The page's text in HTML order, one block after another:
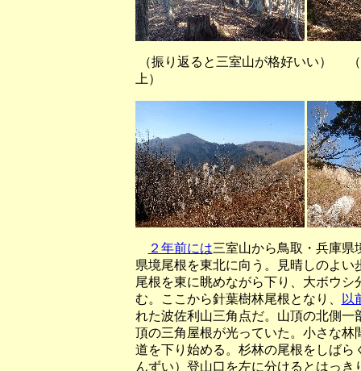
（振り返ると三室山が格好い
上）
２年前には三室山から鳥取・兵庫県
県境尾根を東北に向う。見晴しのよ
尾根を東に眺めながら下り、大ボウ
む。ここから針葉樹林尾根となり、
以
れた波佐利山三角点だ。山頂の北側
頂の三角屋根が光っていた。小さな
道を下り始める。杉林の尾根をしば
んずい）登山口を左に分けるとはっ